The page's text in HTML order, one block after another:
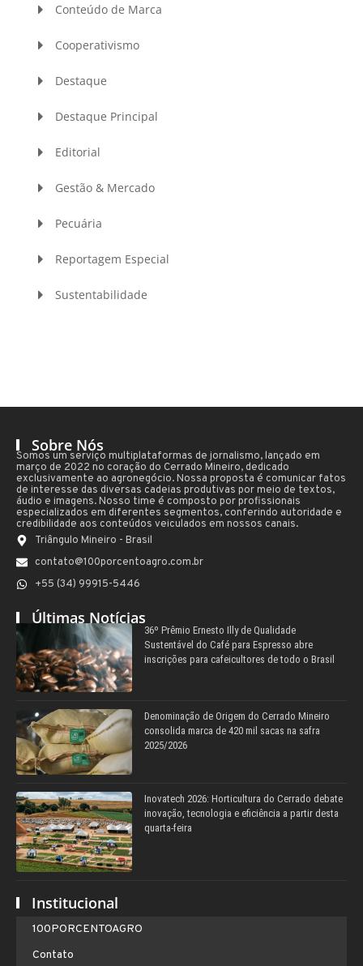
Conteúdo de Marca
Cooperativismo
Destaque
Destaque Principal
Editorial
Gestão & Mercado
Pecuária
Reportagem Especial
Sustentabilidade
Sobre Nós
Somos um serviço multiplataformas de jornalismo, lançado em
março de 2022 no coração do Cerrado Mineiro, dedicado
exclusivamente ao agronegócio. Nossa proposta é comunicar fatos
de interesse das diversas cadeias produtivas por meio de textos,
áudio e imagens. Nosso time é composto por profissionais
especializados em diferentes segmentos, conferindo autoridade e
credibilidade aos conteúdos veiculados em nossos canais.
Triângulo Mineiro - Brasil
contato@100porcentoagro.com.br
+55 (34) 99915-5446
Últimas Notícias
36º Prêmio Ernesto Illy de Qualidade
Sustentável do Café para Espresso abre
inscrições para cafeicultores de todo o Brasil
Denominação de Origem do Cerrado Mineiro
consolida marca de 420 mil sacas na safra
2025/2026
Inovatech 2026: Horticultura do Cerrado debate
inovação, tecnologia e eficiência a partir desta
quarta-feira
Institucional
100PORCENTOAGRO
Contato